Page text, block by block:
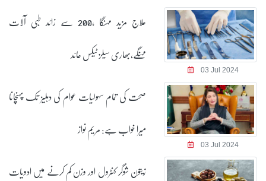
03 Jul 2024
علاج مزید مہنگا ،200 سے زائد طبی آلات
مہنگے،بھاری سیلز ٹیکس عائد
03 Jul 2024
صحت کی تمام سہولیات عوام کی دہلیز تک پہنچانا
میرا خواب ہے: مریم نواز
زیتون شوگر کنٹرول اور وزن کم کرنے میں ادویات